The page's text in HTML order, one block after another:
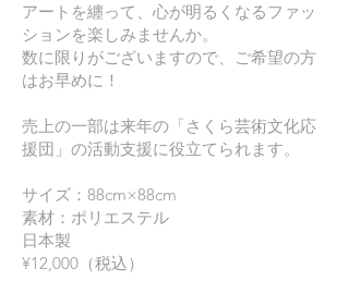
アートを纏って、心が明るくなるファッ
ションを楽しみませんか。
数に限りがございますので、ご希望の方
はお早めに！
売上の一部は来年の「さくら芸術文化応
援団」の活動支援に役立てられます。
サイズ：88cm×88cm
素材：ポリエステル
日本製
¥12,000（税込）